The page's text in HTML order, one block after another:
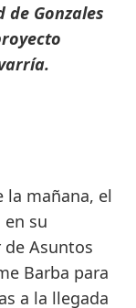
Gonzales
la mañana, el
en su
Asuntos
Barba para
a la llegada